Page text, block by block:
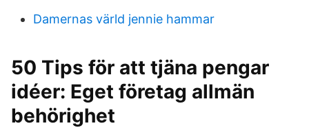
Damernas värld jennie hammar
50 Tips för att tjäna pengar
idéer: Eget företag allmän
behörighet